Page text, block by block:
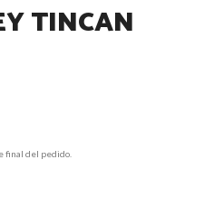
TINCAN
final del pedido.